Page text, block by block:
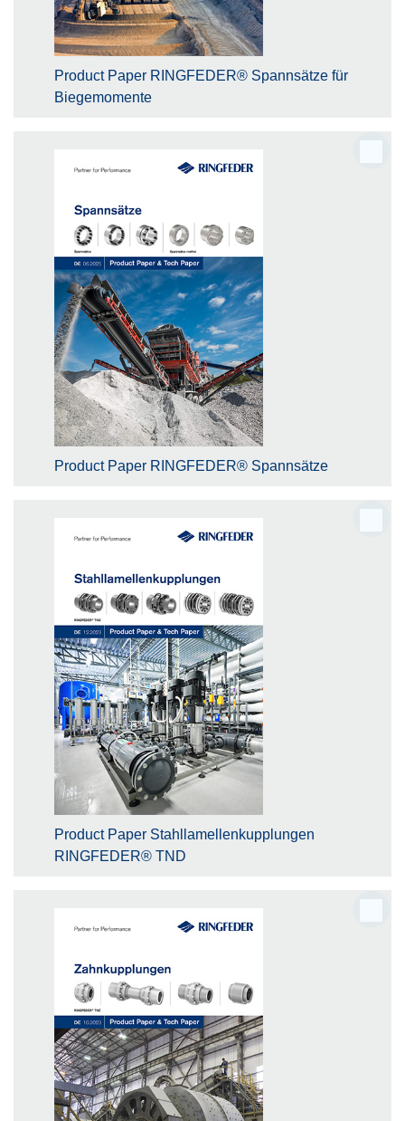
Product Paper RINGFEDER® Spannsätze für
Biegemomente
Product Paper RINGFEDER® Spannsätze
Product Paper Stahllamellenkupplungen
RINGFEDER® TND